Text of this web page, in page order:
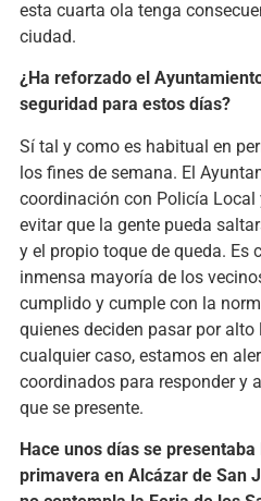
esta cuarta ola tenga
ciudad.
¿Ha reforzado el
seguridad para estos días?
Sí tal y como es habitual en
los fines de semana. El
coordinación con Policía
evitar que la gente pueda
y el propio toque de queda. Es
inmensa mayoría de los
cumplido y cumple con la
quienes deciden pasar por alto
cualquier caso, estamos en
coordinados para responder y
que se presente.
Hace unos días se
primavera en Alcázar de San